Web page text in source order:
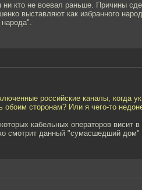
ни кто не воевал раньше. Причины
выставляют как избранного
народа".
российские каналы, когда
обоим сторонам? Или я чего-то
кабельных операторов висит в
смотрит данный "сумасшедший дом"